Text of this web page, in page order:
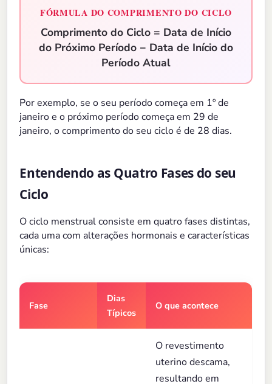
FÓRMULA DO COMPRIMENTO DO CICLO
Comprimento do Ciclo = Data de Início
do Próximo Período − Data de Início do
Período Atual
Por exemplo, se o seu período começa em 1º de
janeiro e o próximo período começa em 29 de
janeiro, o comprimento do seu ciclo é de 28 dias.
Entendendo as Quatro Fases do seu
Ciclo
O ciclo menstrual consiste em quatro fases distintas,
cada uma com alterações hormonais e características
únicas:
Fase
Dias
Típicos
O que acontece
O revestimento
uterino descama,
resultando em